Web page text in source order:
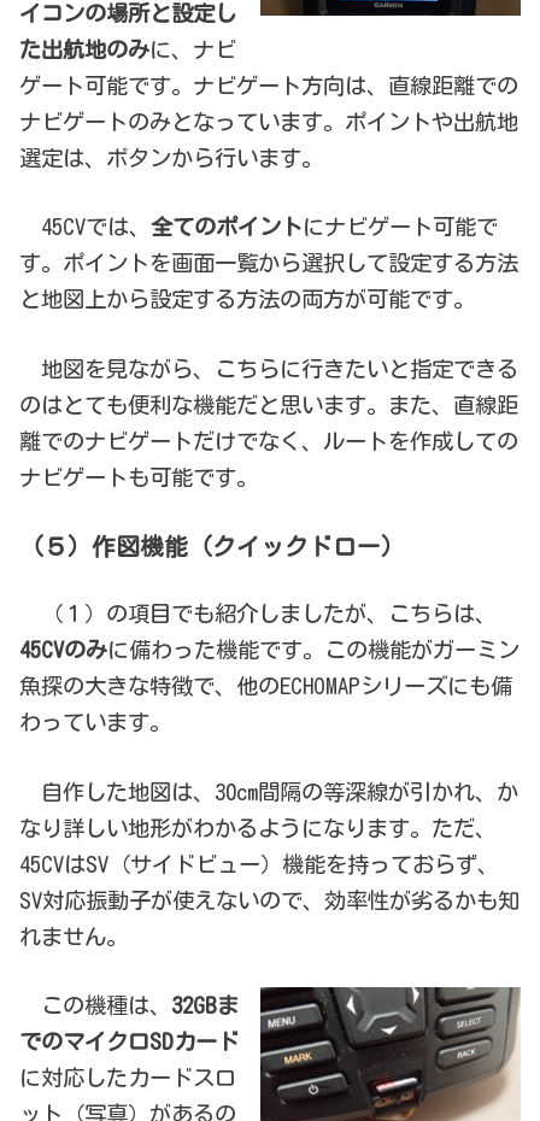
イコンの場所と設定し
た出航地のみに、ナビ
ゲート可能です。ナビゲート方向は、直線距離での
ナビゲートのみとなっています。ポイントや出航地
選定は、ボタンから行います。
45CVでは、全てのポイントにナビゲート可能で
す。ポイントを画面一覧から選択して設定する方法
と地図上から設定する方法の両方が可能です。
地図を見ながら、こちらに行きたいと指定できる
のはとても便利な機能だと思います。また、直線距
離でのナビゲートだけでなく、ルートを作成しての
ナビゲートも可能です。
（５）作図機能（クイックドロー）
（１）の項目でも紹介しましたが、こちらは、
45CVのみに備わった機能です。この機能がガーミン
魚探の大きな特徴で、他のECHOMAPシリーズにも備
わっています。
自作した地図は、30cm間隔の等深線が引かれ、か
なり詳しい地形がわかるようになります。ただ、
45CVはSV（サイドビュー）機能を持っておらず、
SV対応振動子が使えないので、効率性が劣るかも知
れません。
この機種は、 32GBま
でのマイクロSDカード
に対応したカードスロ
ット（写真）があるの